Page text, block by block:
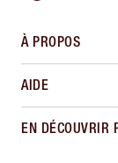
À PROPOS
AIDE
EN DÉCOUVRIR